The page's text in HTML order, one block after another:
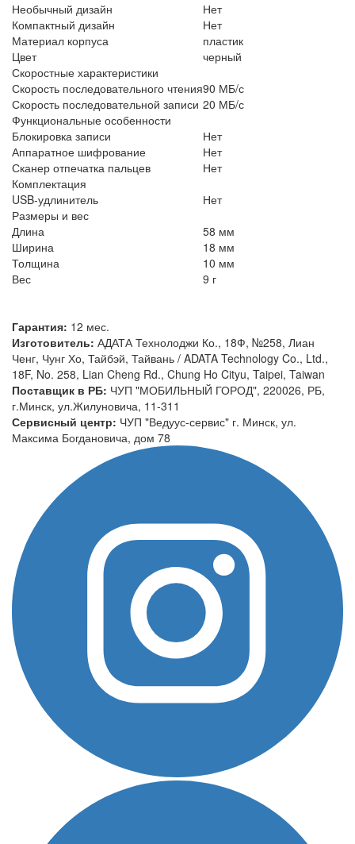
Необычный дизайн
Нет
Компактный дизайн
Нет
Материал корпуса
пластик
Цвет
черный
Скоростные характеристики
Скорость последовательного чтения90 МБ/с
Скорость последовательной записи 20 МБ/с
Функциональные особенности
Блокировка записи
Нет
Аппаратное шифрование
Нет
Сканер отпечатка пальцев
Нет
Комплектация
USB-удлинитель
Нет
Размеры и вес
Длина
58 мм
Ширина
18 мм
Толщина
10 мм
Вес
9 г
Гарантия: 12 мес.
Изготовитель: АДАТА Технолоджи Ко., 18Ф, №258, Лиан
Ченг, Чунг Хо, Тайбэй, Тайвань / ADATA Technology Co., Ltd.,
18F, No. 258, Lian Cheng Rd., Chung Ho Cityu, Taipei, Taiwan
Поставщик в РБ: ЧУП "МОБИЛЬНЫЙ ГОРОД", 220026, РБ,
г.Минск, ул.Жилуновича, 11-311
Сервисный центр: ЧУП "Ведуус-сервис" г. Минск, ул.
Максима Богдановича, дом 78